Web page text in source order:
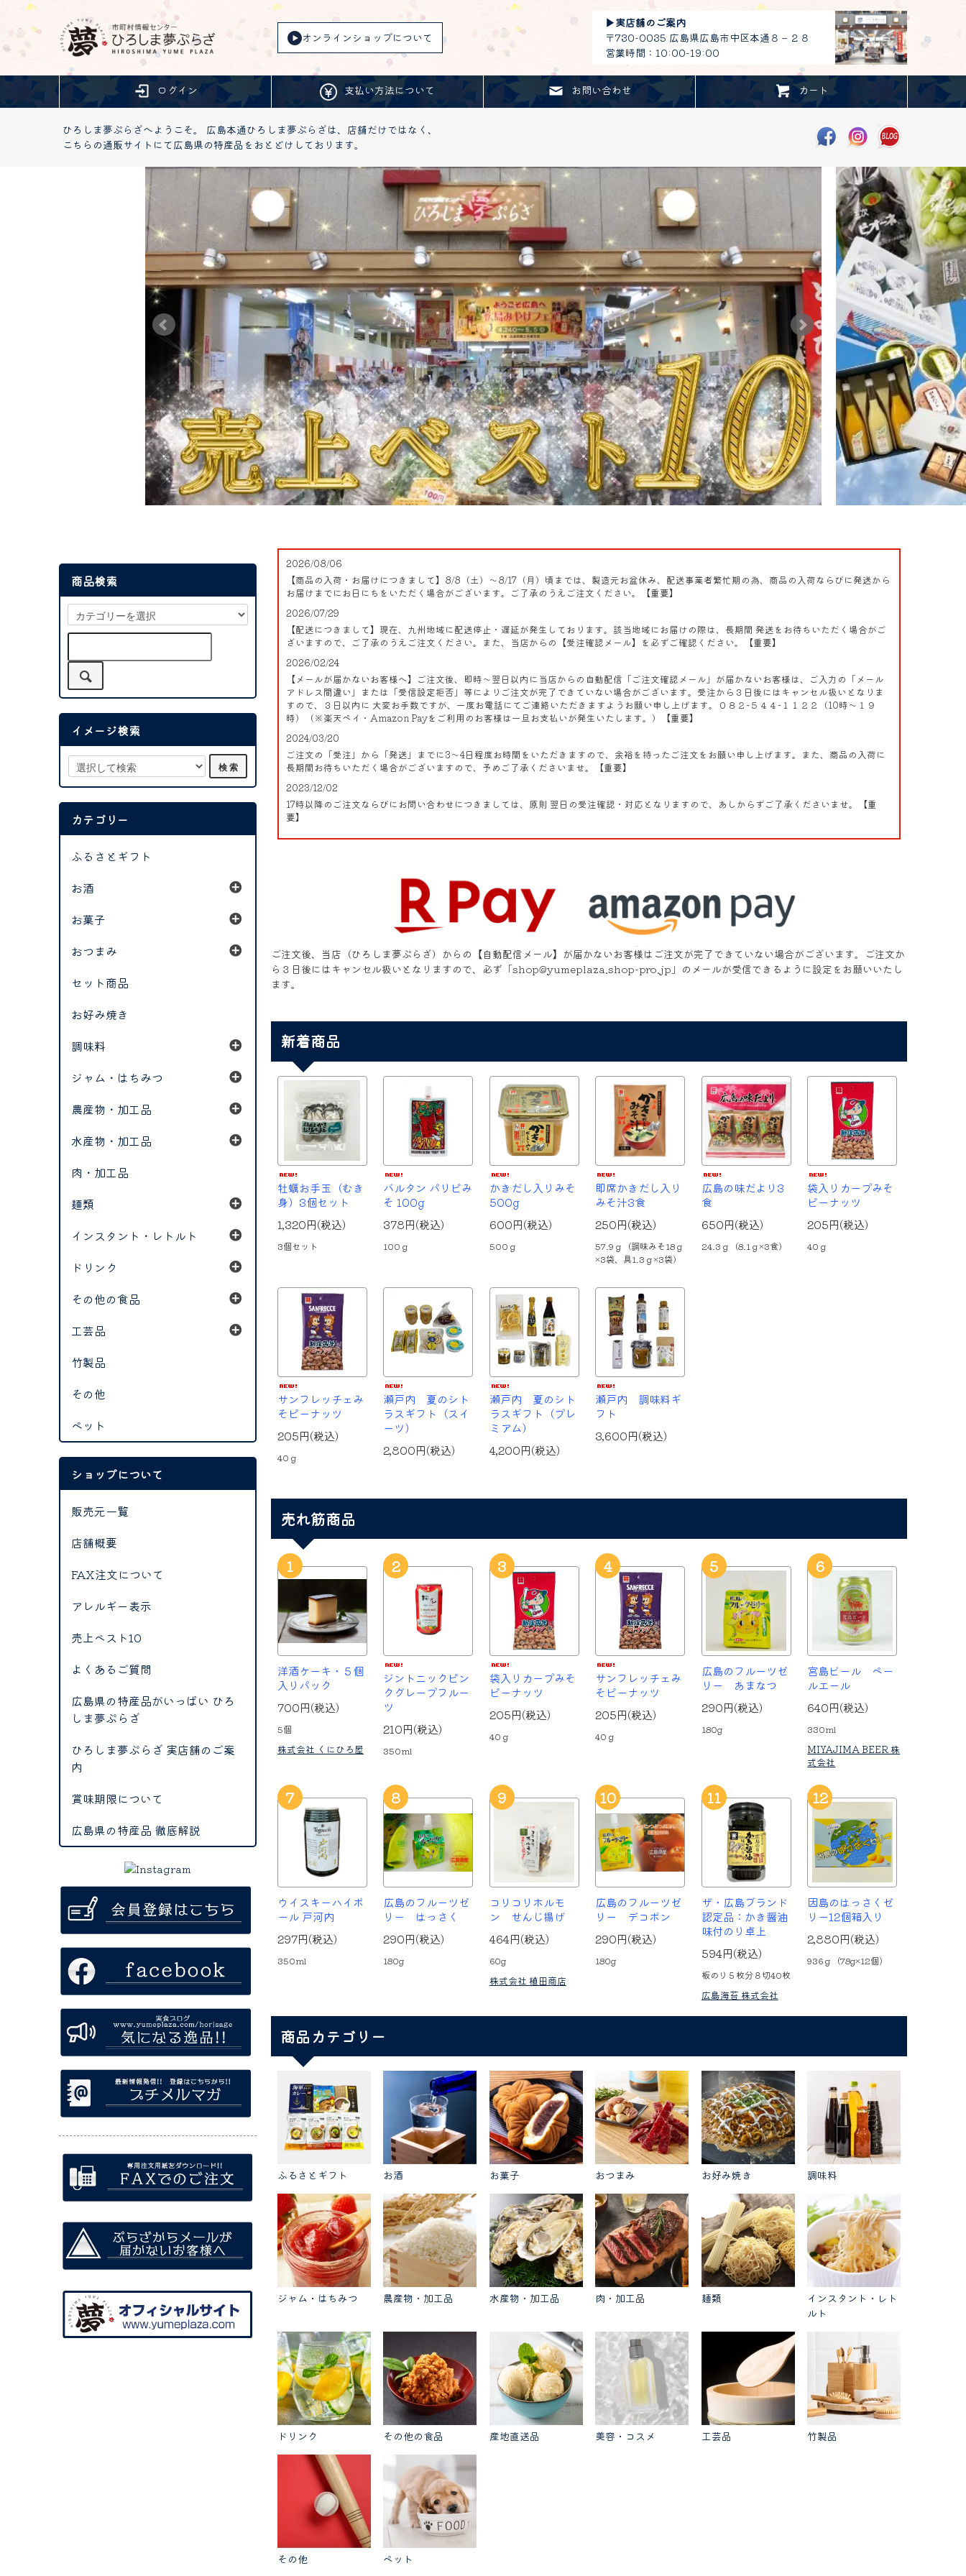
オンラインショップについて
▶︎実店舗のご案内
〒730-0035 広島県広島市中区本通８－２８
営業時間：10:00-19:00
ログイン 支払い方法について お問い合わせ カート
ひろしま夢ぷらざへようこそ。 広島本通ひろしま夢ぷらざは、店舗だけではなく、
こちらの通販サイトにて広島県の特産品をおとどけしております。
2026/08/06
【商品の入荷・お届けにつきまして】8/8（土）～8/17（月）頃までは、製造元お盆休み、配送事業者繁忙期の為、商品の入荷ならびに発送から
お届けまでにお日にちをいただく場合がございます。ご了承のうえご注文ください。【重要】
2026/07/29
【配送につきまして】現在、九州地域に配送停止・遅延が発生しております。該当地域にお届けの際は、長期間 発送をお待ちいただく場合がご
ざいますので、ご了承のうえご注文ください。また、当店からの【受注確認メール】を必ずご確認ください。【重要】
2026/02/24
【メールが届かないお客様へ】ご注文後、即時～翌日以内に当店からの自動配信「ご注文確認メール」が届かないお客様は、ご入力の「メール
アドレス間違い」または「受信設定拒否」等によりご注文が完了できていない場合がございます。受注から３日後にはキャンセル扱いとなりま
すので、３日以内に 大変お手数ですが、一度お電話にてご連絡いただきますようお願い申し上げます。０８２-５４４-１１２２（10時～１９
時）（※楽天ペイ・Amazon Payをご利用のお客様は一旦お支払いが発生いたします。）【重要】
2024/03/20
ご注文の「受注」から「発送」までに3～4日程度お時間をいただきますので、余裕を持ったご注文をお願い申し上げます。また、商品の入荷に
長期間お待ちいただく場合がございますので、予めご了承くださいませ。【重要】
2023/12/02
17時以降のご注文ならびにお問い合わせにつきましては、原則 翌日の受注確認・対応となりますので、あしからずご了承くださいませ。【重
要】
ご注文後、当店（ひろしま夢ぷらざ）からの【自動配信メール】が届かないお客様はご注文が完了できていない場合がございます。ご注文か
ら３日後にはキャンセル扱いとなりますので、必ず「shop@yumeplaza.shop-pro.jp」のメールが受信できるように設定をお願いいたし
ます。
新着商品
牡蠣お手玉（むき
身）3個セット
1,320円(税込)
3個セット
バルタン パリピみ
そ 100g
378円(税込)
100ｇ
かきだし入りみそ
500g
600円(税込)
500ｇ
即席かきだし入り
みそ汁3食
250円(税込)
57.9ｇ（調味みそ18ｇ
×3袋、具1.3ｇ×3袋）
広島の味だより3
食
650円(税込)
24.3ｇ（8.1ｇ×3食）
袋入りカープみそ
ピーナッツ
205円(税込)
40ｇ
サンフレッチェみ
そピーナッツ
205円(税込)
40ｇ
瀬戸内 夏のシト
ラスギフト（スイ
ーツ）
2,800円(税込)
瀬戸内 夏のシト
ラスギフト（プレ
ミアム）
4,200円(税込)
瀬戸内 調味料ギ
フト
3,600円(税込)
売れ筋商品
1
洋酒ケーキ・５個
入りパック
700円(税込)
5個
株式会社 くにひろ屋
2
ジントニックピン
クグレープフルー
ツ
210円(税込)
350ml
3
袋入りカープみそ
ピーナッツ
205円(税込)
40ｇ
4
サンフレッチェみ
そピーナッツ
205円(税込)
40ｇ
5
広島のフルーツゼ
リー あまなつ
290円(税込)
180g
6
宮島ビール ペー
ルエール
640円(税込)
330ml
MIYAJIMA BEER 株
式会社
7
ウイスキーハイボ
ール 戸河内
297円(税込)
350ml
8
広島のフルーツゼ
リー はっさく
290円(税込)
180g
9
コリコリホルモ
ン せんじ揚げ
464円(税込)
60g
株式会社 植田商店
10
広島のフルーツゼ
リー デコポン
290円(税込)
180g
11
ザ・広島ブランド
認定品：かき醤油
味付のり卓上
594円(税込)
板のり５枚分８切40枚
広島海苔 株式会社
12
因島のはっさくゼ
リー12個箱入り
2,880円(税込)
936ｇ（78g×12個）
商品カテゴリー
ふるさとギフト お酒 お菓子 おつまみ お好み焼き 調味料
ジャム・はちみつ 農産物・加工品 水産物・加工品 肉・加工品 麺類
インスタント・レト
ルト
ドリンク その他の食品 産地直送品 美容・コスメ 工芸品 竹製品
その他 ペット
商品検索
イメージ検索
カテゴリー
ふるさとギフト
お酒
お菓子
おつまみ
セット商品
お好み焼き
調味料
ジャム・はちみつ
農産物・加工品
水産物・加工品
肉・加工品
麺類
インスタント・レトルト
ドリンク
その他の食品
工芸品
竹製品
その他
ペット
ショップについて
販売元一覧
店舗概要
FAX注文について
アレルギー表示
売上ベスト10
よくあるご質問
広島県の特産品がいっぱい ひろ
しま夢ぷらざ
ひろしま夢ぷらざ 実店舗のご案
内
賞味期限について
広島県の特産品 徹底解説